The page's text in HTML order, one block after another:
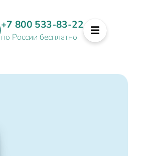
+7 800 533-83-22
по России бесплатно